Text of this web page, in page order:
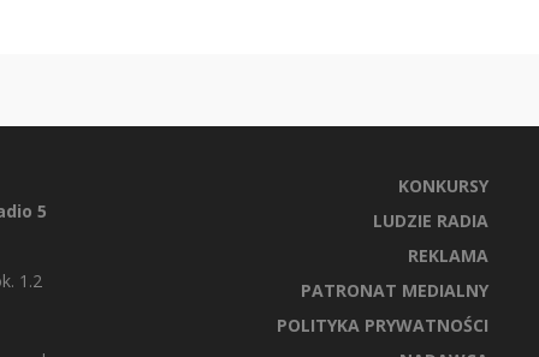
5
1.2
KONKURSY
LUDZIE RADIA
REKLAMA
PATRONAT MEDIALNY
POLITYKA PRYWATNOŚCI